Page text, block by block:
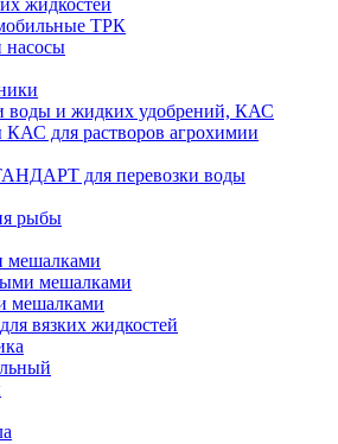
жидкостей
ТРК
насосы
воды и жидких удобрений, КАС
КАС для растворов агрохимии
для перевозки воды
рыбы
мешалками
мешалками
мешалками
вязких жидкостей